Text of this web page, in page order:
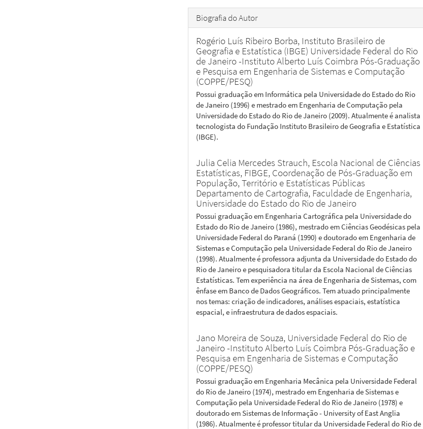
Biografia do Autor
Rogério Luís Ribeiro Borba, Instituto Brasileiro de
Geografia e Estatística (IBGE) Universidade Federal do Rio
de Janeiro -Instituto Alberto Luís Coimbra Pós-Graduação
e Pesquisa em Engenharia de Sistemas e Computação
(COPPE/PESQ)
Possui graduação em Informática pela Universidade do Estado do Rio
de Janeiro (1996) e mestrado em Engenharia de Computação pela
Universidade do Estado do Rio de Janeiro (2009). Atualmente é analista
tecnologista do Fundação Instituto Brasileiro de Geografia e Estatística
(IBGE).
Julia Celia Mercedes Strauch, Escola Nacional de Ciências
Estatísticas, FIBGE, Coordenação de Pós-Graduação em
População, Território e Estatísticas Públicas
Departamento de Cartografia, Faculdade de Engenharia,
Universidade do Estado do Rio de Janeiro
Possui graduação em Engenharia Cartográfica pela Universidade do
Estado do Rio de Janeiro (1986), mestrado em Ciências Geodésicas pela
Universidade Federal do Paraná (1990) e doutorado em Engenharia de
Sistemas e Computação pela Universidade Federal do Rio de Janeiro
(1998). Atualmente é professora adjunta da Universidade do Estado do
Rio de Janeiro e pesquisadora titular da Escola Nacional de Ciências
Estatísticas. Tem experiência na área de Engenharia de Sistemas, com
ênfase em Banco de Dados Geográficos. Tem atuado principalmente
nos temas: criação de indicadores, análises espaciais, estatística
espacial, e infraestrutura de dados espaciais.
Jano Moreira de Souza, Universidade Federal do Rio de
Janeiro -Instituto Alberto Luís Coimbra Pós-Graduação e
Pesquisa em Engenharia de Sistemas e Computação
(COPPE/PESQ)
Possui graduação em Engenharia Mecânica pela Universidade Federal
do Rio de Janeiro (1974), mestrado em Engenharia de Sistemas e
Computação pela Universidade Federal do Rio de Janeiro (1978) e
doutorado em Sistemas de Informação - University of East Anglia
(1986). Atualmente é professor titular da Universidade Federal do Rio de